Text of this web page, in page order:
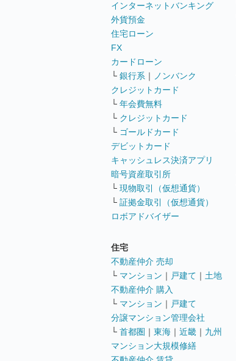
インターネットバンキング
外貨預金
住宅ローン
FX
カードローン
└ 銀行系 ｜
ノンバンク
クレジットカード
└ 年会費無料
└ クレジットカード
└ ゴールドカード
デビットカード
キャッシュレス決済アプリ
暗号資産取引所
└ 現物取引（仮想通貨）
└ 証拠金取引（仮想通貨）
ロボアドバイザー
住宅
不動産仲介 売却
└ マンション ｜ 戸建て ｜ 土地
不動産仲介 購入
└ マンション ｜ 戸建て
分譲マンション管理会社
└ 首都圏 ｜ 東海 ｜ 近畿 ｜ 九州
マンション大規模修繕